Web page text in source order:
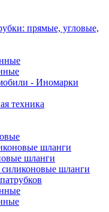
прямые, угловые,
- Иномарки
техника
шланги
шланги
шланги